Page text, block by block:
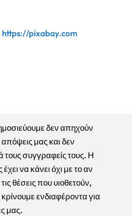
https://pixabay.com
δεν απηχούν
μας και δεν
συγγραφείς τους. Η
να κάνει όχι με το αν
θέσεις που υιοθετούν,
ενδιαφέροντα για
μας.